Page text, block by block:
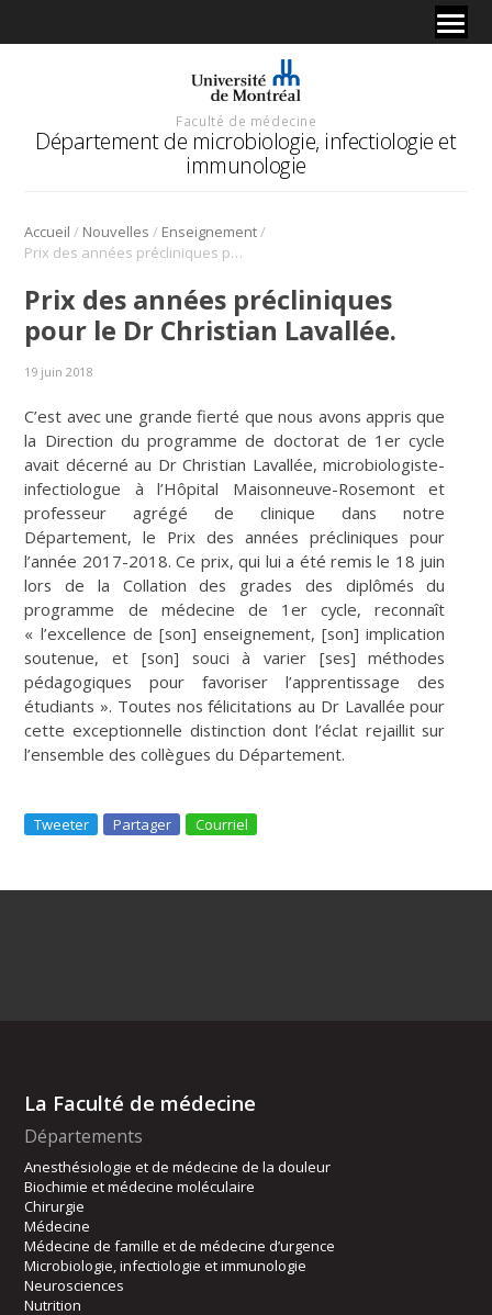
Faculté de médecine
Département de microbiologie, infectiologie et
immunologie
Accueil / Nouvelles / Enseignement/
Prix des années précliniques pour le Dr Christian Lavallée.
Prix des années précliniques
pour le Dr Christian Lavallée.
19 juin 2018
C’est avec une grande fierté que nous avons appris que
la Direction du programme de doctorat de 1er cycle
avait décerné au Dr Christian Lavallée, microbiologiste-
infectiologue à l’Hôpital Maisonneuve-Rosemont et
professeur agrégé de clinique dans notre
Département, le Prix des années précliniques pour
l’année 2017-2018. Ce prix, qui lui a été remis le 18 juin
lors de la Collation des grades des diplômés du
programme de médecine de 1er cycle, reconnaît
« l’excellence de [son] enseignement, [son] implication
soutenue, et [son] souci à varier [ses] méthodes
pédagogiques pour favoriser l’apprentissage des
étudiants ». Toutes nos félicitations au Dr Lavallée pour
cette exceptionnelle distinction dont l’éclat rejaillit sur
l’ensemble des collègues du Département.
Tweeter Partager Courriel
La Faculté de médecine
Départements
Anesthésiologie et de médecine de la douleur
Biochimie et médecine moléculaire
Chirurgie
Médecine
Médecine de famille et de médecine d’urgence
Microbiologie, infectiologie et immunologie
Neurosciences
Nutrition